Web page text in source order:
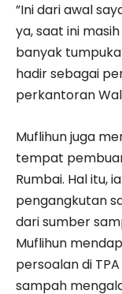
”Ini dari awal
ya, saat ini
banyak
hadir sebagai
perkantoran
Muflihun juga
tempat
Rumbai. Hal itu,
pengangkutan
dari sumber
Muflihun
persoalan di
sampah